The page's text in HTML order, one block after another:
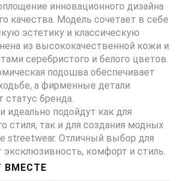
инновационного дизайна
качества. Модель сочетает в себе
эстетику и классическую
из высококачественной кожи и
серебристого и белого цветов.
подошва обеспечивает
а фирменные детали
статус бренда.
идеально подойдут как для
стиля, так и для создания модных
streetwear. Отличный выбор для
эксклюзивность, комфорт и стиль.
ВМЕСТЕ